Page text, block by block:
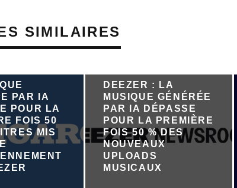
SIMILAIRES
PAR IA
POUR LA
FOIS 50
MIS
DEEZER : LA
MUSIQUE GÉNÉRÉE
PAR IA DÉPASSE
POUR LA PREMIÈRE
FOIS 50 % DES
NOUVEAUX
UPLOADS
MUSICAUX